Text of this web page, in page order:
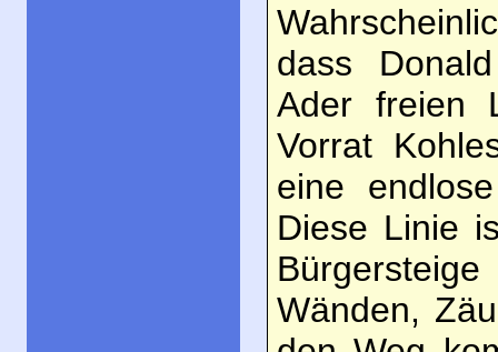
dass
Ader freien
Vorrat
eine
Diese Linie
Wänden,